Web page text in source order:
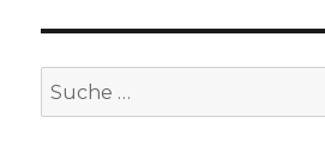
Suche
nach: